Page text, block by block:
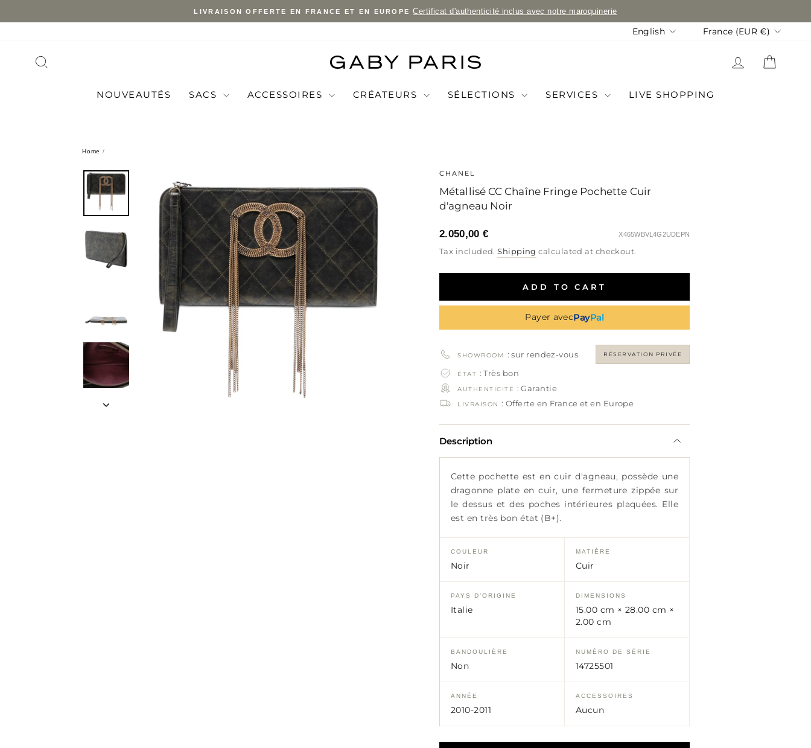
to
Pause
LIVRAISON OFFERTE EN FRANCE ET EN EUROPE Certificat d'authenticité inclus avec notre maroquinerie
Language
English Currency
France (EUR €)
LOG IN
NOUVEAUTÉS SACS ACCESSOIRES CRÉATEURS SÉLECTIONS SERVICES LIVE SHOPPING
Home /
CHANEL
Métallisé CC Chaîne Fringe Pochette Cuir
d'agneau Noir
Regular
price
Sale
price
Regular
price
2.050,00 € X465WBVL4G2UDEPN
Tax included.Shipping calculated at checkout.
ADD TO CART
Payer avecPayPal
SHOWROOM : sur rendez-vous RÉSERVATION PRIVÉE
ÉTAT : Très bon
AUTHENTICITÉ : Garantie
LIVRAISON : Offerte en France et en Europe
Description
Cette pochette est en cuir d'agneau, possède une
dragonne plate en cuir, une fermeture zippée sur
le dessus et des poches intérieures plaquées. Elle
est en très bon état (B+).
COULEUR
Noir
MATIÈRE
Cuir
PAYS D’ORIGINE
Italie
DIMENSIONS
15.00 cm × 28.00 cm ×
2.00 cm
BANDOULIÈRE
Non
NUMÉRO DE SÉRIE
14725501
ANNÉE
2010-2011
ACCESSOIRES
Aucun